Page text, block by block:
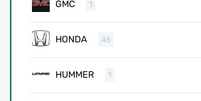
GMC 1
HONDA 46
HUMMER 1